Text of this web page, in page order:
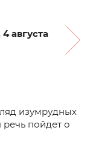
августа
изумрудных
пойдет о